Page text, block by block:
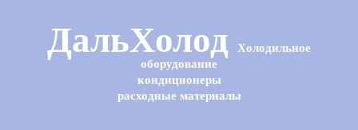
ДальХолод
Холодильное
оборудование
кондиционеры
расходные материалы